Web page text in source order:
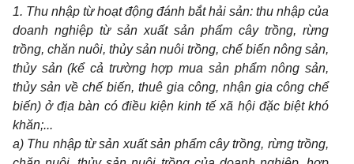
1. Thu nhập từ hoạt động đánh bắt hải sản: thu nhập của
doanh nghiệp từ sản xuất sản phẩm cây trồng, rừng
trồng, chăn nuôi, thủy sản nuôi trồng, chế biến nông sản,
thủy sản (kể cả trường hợp mua sản phẩm nông sản,
thủy sản về chế biến, thuê gia công, nhận gia công chể
biến) ở địa bàn có điều kiện kinh tế xã hội đặc biệt khó
khăn;...
a) Thu nhập từ sản xuất sản phẩm cây trồng, rừng trồng,